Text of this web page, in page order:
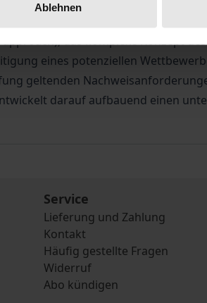
Ablehnen
auf digitalen Märkten
das komplexe Konzept
eines potenziellen
geltenden
darauf aufbauend einen
Service
Lieferung und Zahlung
Kontakt
Häufig gestellte Fragen
Widerruf
Abo kündigen